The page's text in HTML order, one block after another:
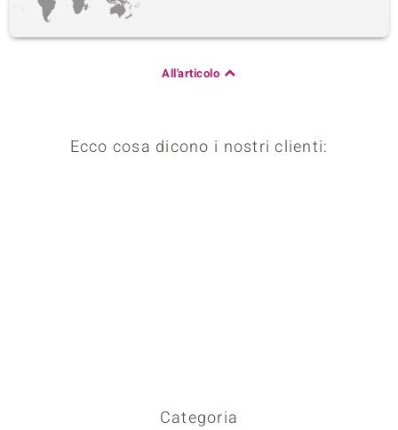
All'articolo
Ecco cosa dicono i nostri clienti:
Categoria